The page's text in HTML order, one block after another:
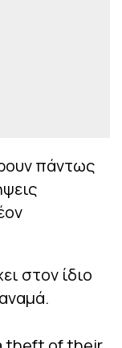
πάντως
στον ίδιο